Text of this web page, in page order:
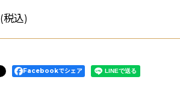
(税込)
Facebookでシェア